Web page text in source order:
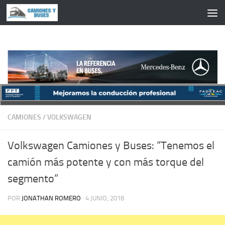
Saltar al contenido
CAMIONES /VOLKSWAGEN
Volkswagen Camiones y Buses: “Tenemos el
camión más potente y con más torque del
segmento”
POR JONATHAN ROMERO · 4 JUNIO, 2018